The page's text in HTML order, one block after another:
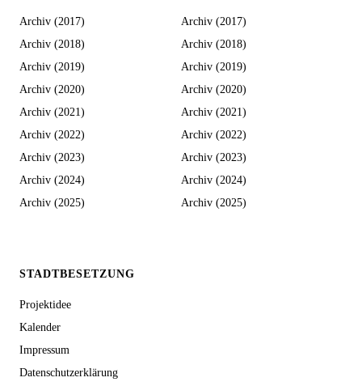
Archiv (2017)
Archiv (2018)
Archiv (2019)
Archiv (2020)
Archiv (2021)
Archiv (2022)
Archiv (2023)
Archiv (2024)
Archiv (2025)
Archiv (2017)
Archiv (2018)
Archiv (2019)
Archiv (2020)
Archiv (2021)
Archiv (2022)
Archiv (2023)
Archiv (2024)
Archiv (2025)
STADTBESETZUNG
Projektidee
Kalender
Impressum
Datenschutzerklärung